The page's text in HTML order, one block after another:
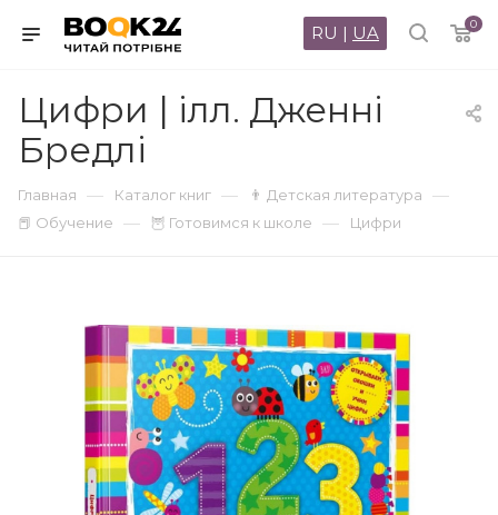
0
RU | UA
Цифри | ілл. Дженні
Бредлі
Главная — Каталог книг — 👨 Детская литература —
📕 Обучение — 🦉 Готовимся к школе — Цифри